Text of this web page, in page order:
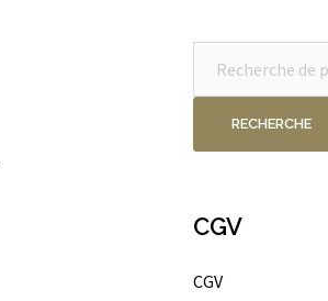
RECHERCHE
CGV
CGV